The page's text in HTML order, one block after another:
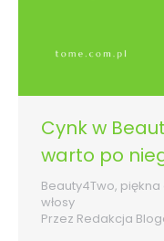
Cynk w
warto po
Beauty4Two, piękna
włosy
Przez Redakcja